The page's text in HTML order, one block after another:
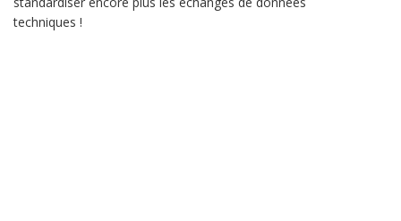
techniques !